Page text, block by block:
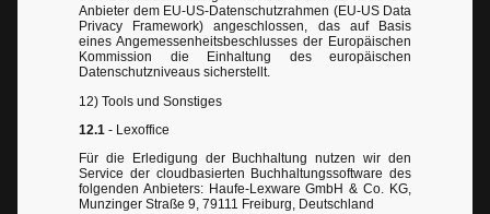
Anbieter dem EU-US-Datenschutzrahmen (EU-US Data
Privacy Framework) angeschlossen, das auf Basis
eines Angemessenheitsbeschlusses der Europäischen
Kommission die Einhaltung des europäischen
Datenschutzniveaus sicherstellt.
12) Tools und Sonstiges
12.1 - Lexoffice
Für die Erledigung der Buchhaltung nutzen wir den
Service der cloudbasierten Buchhaltungssoftware des
folgenden Anbieters: Haufe-Lexware GmbH & Co. KG,
Munzinger Straße 9, 79111 Freiburg, Deutschland